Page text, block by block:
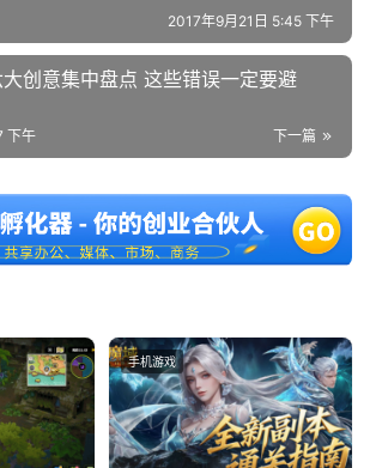
2017年9月21日 5:45 下午
创意集中盘点 这些错误一定要避
下一篇
下午
手机游戏